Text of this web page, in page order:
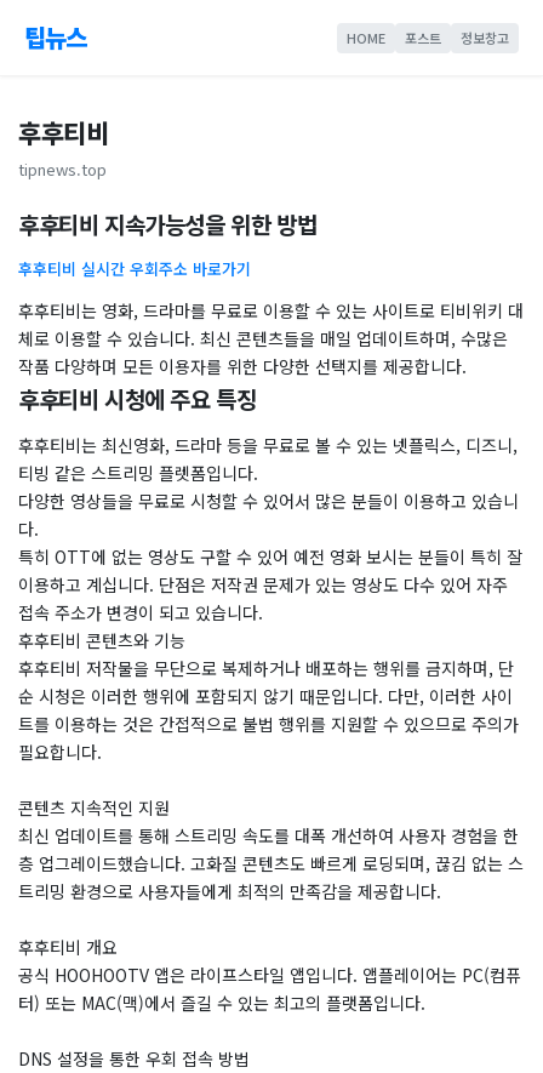
팁뉴스 HOME 포스트 정보창고
후후티비
tipnews.top
후후티비 지속가능성을 위한 방법
후후티비 실시간 우회주소 바로가기
후후티비는 영화, 드라마를 무료로 이용할 수 있는 사이트로 티비위키 대
체로 이용할 수 있습니다. 최신 콘텐츠들을 매일 업데이트하며, 수많은
작품 다양하며 모든 이용자를 위한 다양한 선택지를 제공합니다.
후후티비 시청에 주요 특징
후후티비는 최신영화, 드라마 등을 무료로 볼 수 있는 넷플릭스, 디즈니,
티빙 같은 스트리밍 플렛폼입니다.
다양한 영상들을 무료로 시청할 수 있어서 많은 분들이 이용하고 있습니
다.
특히 OTT에 없는 영상도 구할 수 있어 예전 영화 보시는 분들이 특히 잘
이용하고 계십니다. 단점은 저작권 문제가 있는 영상도 다수 있어 자주
접속 주소가 변경이 되고 있습니다.
후후티비 콘텐츠와 기능
후후티비 저작물을 무단으로 복제하거나 배포하는 행위를 금지하며, 단
순 시청은 이러한 행위에 포함되지 않기 때문입니다. 다만, 이러한 사이
트를 이용하는 것은 간접적으로 불법 행위를 지원할 수 있으므로 주의가
필요합니다.
콘텐츠 지속적인 지원
최신 업데이트를 통해 스트리밍 속도를 대폭 개선하여 사용자 경험을 한
층 업그레이드했습니다. 고화질 콘텐츠도 빠르게 로딩되며, 끊김 없는 스
트리밍 환경으로 사용자들에게 최적의 만족감을 제공합니다.
후후티비 개요
공식 HOOHOOTV 앱은 라이프스타일 앱입니다. 앱플레이어는 PC(컴퓨
터) 또는 MAC(맥)에서 즐길 수 있는 최고의 플랫폼입니다.
DNS 설정을 통한 우회 접속 방법